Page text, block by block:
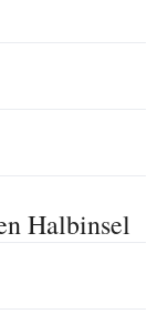
Halbinsel